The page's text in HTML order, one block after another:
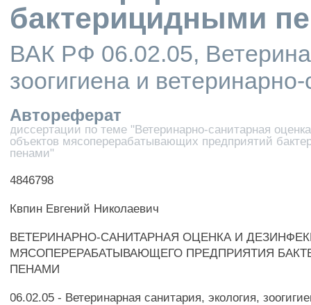
бактерицидными
ВАК РФ 06.02.05,
зоогигиена и
Автореферат
диссертации по теме "Ветеринарно-санитарная
объектов мясоперерабатывающих предприятий
пенами"
4846798
Квпин Евгений Николаевич
ВЕТЕРИНАРНО-САНИТАРНАЯ ОЦЕНКА И
МЯСОПЕРЕРАБАТЫВАЮЩЕГО ПРЕДПРИЯТИЯ
ПЕНАМИ
06.02.05 - Ветеринарная санитария, экология,